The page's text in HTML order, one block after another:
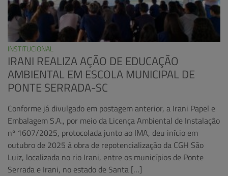
INSTITUCIONAL
IRANI REALIZA AÇÃO DE EDUCAÇÃO
AMBIENTAL EM ESCOLA MUNICIPAL DE
PONTE SERRADA-SC
Conforme já divulgado em postagem anterior, a Irani Papel e
Embalagem S.A., por meio da Licença Ambiental de Instalação
nº 1607/2025, protocolada junto ao IMA, deu início em
outubro de 2025 à obra de repotencialização da CGH São
Luiz, localizada no rio Irani, entre os municípios de Ponte
Serrada e Irani, no estado de Santa […]